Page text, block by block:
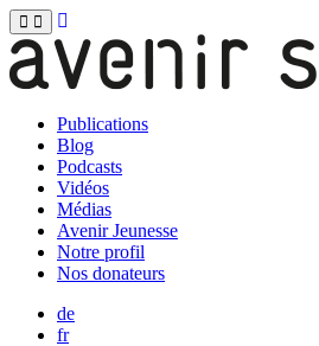
Publications
Blog
Podcasts
Vidéos
Médias
Avenir Jeunesse
Notre profil
Nos donateurs
de
fr